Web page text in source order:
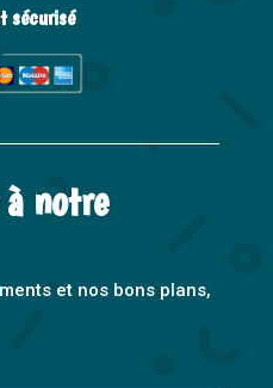
sécurisé
notre
et nos bons plans,